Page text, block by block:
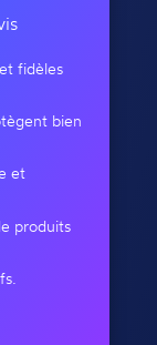
fidèles
bien
et
produits